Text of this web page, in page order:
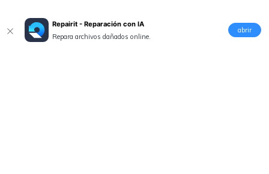
Repairit - Reparación con IA
Repara archivos dañados online.
abrir